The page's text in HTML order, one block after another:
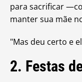
para sacrificar
manter sua mãe
"Mas deu certo e
2. Festas